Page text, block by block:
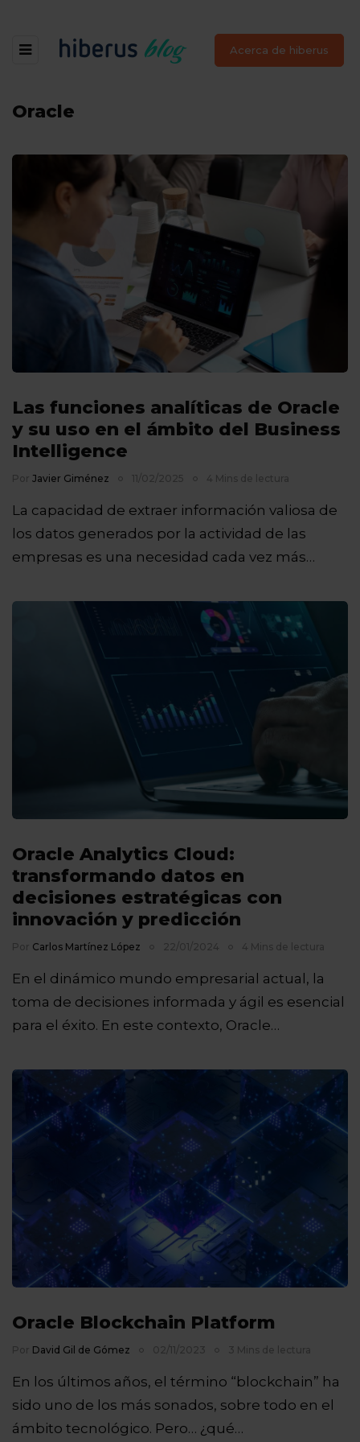
Acerca de hiberus
Oracle
Las funciones analíticas de Oracle
y su uso en el ámbito del Business
Intelligence
Por Javier Giménez 11/02/2025 4 Mins de lectura
La capacidad de extraer información valiosa de
los datos generados por la actividad de las
empresas es una necesidad cada vez más…
Oracle Analytics Cloud:
transformando datos en
decisiones estratégicas con
innovación y predicción
Por Carlos Martínez López 22/01/2024 4 Mins de lectura
En el dinámico mundo empresarial actual, la
toma de decisiones informada y ágil es esencial
para el éxito. En este contexto, Oracle…
Oracle Blockchain Platform
Por David Gil de Gómez 02/11/2023 3 Mins de lectura
En los últimos años, el término “blockchain” ha
sido uno de los más sonados, sobre todo en el
ámbito tecnológico. Pero… ¿qué…